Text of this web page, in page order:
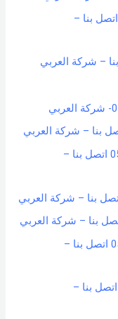
شركة صيانة مكيفات بحائل -0551154864 اتصل بنا –
شركة تنظيف مكيفات بحائل – 0551154864 اتصل بنا –
شركة تنظيف مجالس بحائل – 0551154864 اتصل بنا –
شراء اثاث مستعمل بحائل – 0530547685 اتصل بنا –